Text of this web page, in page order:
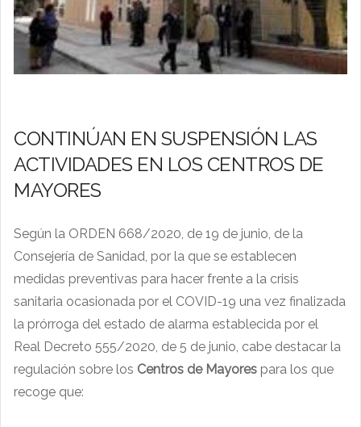
CONTINÚAN EN SUSPENSIÓN LAS
ACTIVIDADES EN LOS CENTROS DE
MAYORES
Según la ORDEN 668/2020, de 19 de junio, de la
Consejería de Sanidad, por la que se establecen
medidas preventivas para hacer frente a la crisis
sanitaria ocasionada por el COVID-19 una vez finalizada
la prórroga del estado de alarma establecida por el
Real Decreto 555/2020, de 5 de junio, cabe destacar la
regulación sobre los Centros de Mayores para los que
recoge que: